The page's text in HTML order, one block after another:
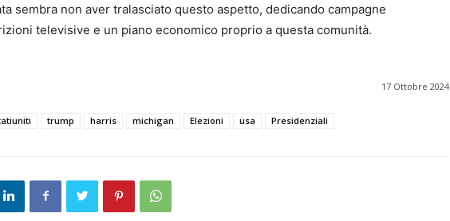
sembra non aver tralasciato questo aspetto, dedicando campagne
televisive e un piano economico proprio a questa comunità.
17 Ottobre 2024
trump harris michigan Elezioni usa Presidenziali